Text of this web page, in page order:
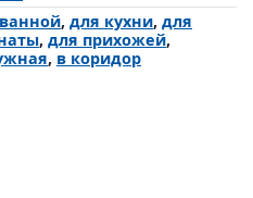
, для кухни, для
, для прихожей,
, в коридор